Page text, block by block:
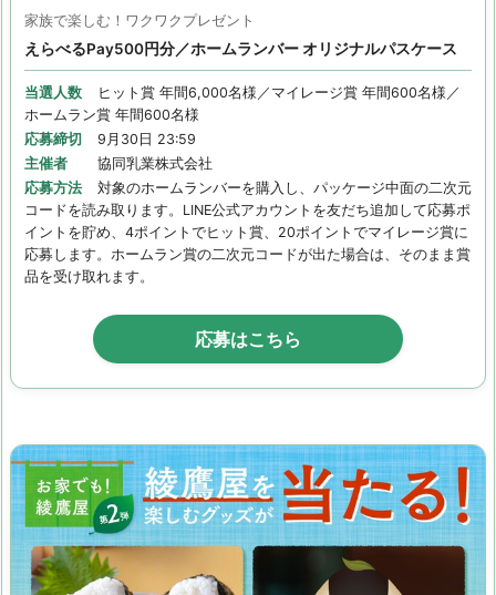
家族で楽しむ！ワクワクプレゼント
えらべるPay500円分／ホームランバー オリジナルパスケース
当選人数
ヒット賞 年間6,000名様／マイレージ賞 年間600名様／
ホームラン賞 年間600名様
応募締切
9月30日 23:59
主催者
協同乳業株式会社
応募方法
対象のホームランバーを購入し、パッケージ中面の二次元
コードを読み取ります。LINE公式アカウントを友だち追加して応募ポ
イントを貯め、4ポイントでヒット賞、20ポイントでマイレージ賞に
応募します。ホームラン賞の二次元コードが出た場合は、そのまま賞
品を受け取れます。
応募はこちら